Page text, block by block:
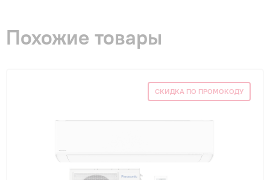
Похожие товары
СКИДКА ПО ПРОМОКОДУ